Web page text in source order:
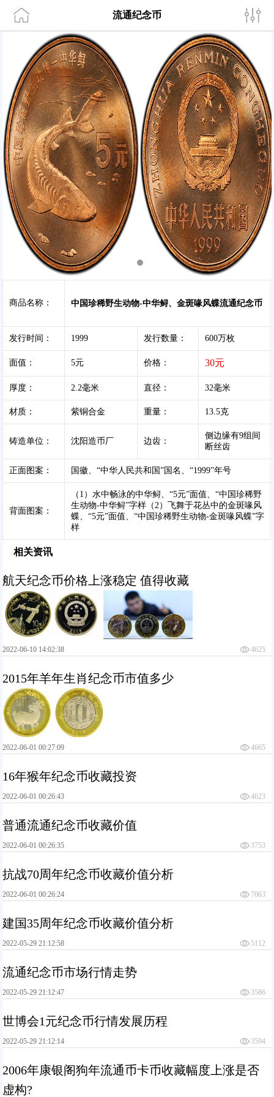
流通纪念币
商品名称： 中国珍稀野生动物-中华鲟、金斑喙风蝶流通纪念币
发行时间： 1999 发行数量： 600万枚
面值： 5元 价格： 30元
厚度： 2.2毫米 直径： 32毫米
材质： 紫铜合金 重量： 13.5克
铸造单位： 沈阳造币厂 边齿：
侧边缘有9组间
断丝齿
正面图案： 国徽、“中华人民共和国”国名、“1999”年号
背面图案：
（1）水中畅泳的中华鲟、“5元”面值、“中国珍稀野
生动物-中华鲟”字样（2）飞舞于花丛中的金斑喙风
蝶、“5元”面值、“中国珍稀野生动物-金斑喙风蝶”字
样
相关资讯
航天纪念币价格上涨稳定 值得收藏
2022-06-10 14:02:38 4625
2015年羊年生肖纪念币市值多少
2022-06-01 00:27:09 4665
16年猴年纪念币收藏投资
2022-06-01 00:26:43 4623
普通流通纪念币收藏价值
2022-06-01 00:26:35 3753
抗战70周年纪念币收藏价值分析
2022-06-01 00:26:24 7063
建国35周年纪念币收藏价值分析
2022-05-29 21:12:58 5112
流通纪念币市场行情走势
2022-05-29 21:12:47 3586
世博会1元纪念币行情发展历程
2022-05-29 21:12:14 3594
2006年康银阁狗年流通币卡币收藏幅度上涨是否
虚构?